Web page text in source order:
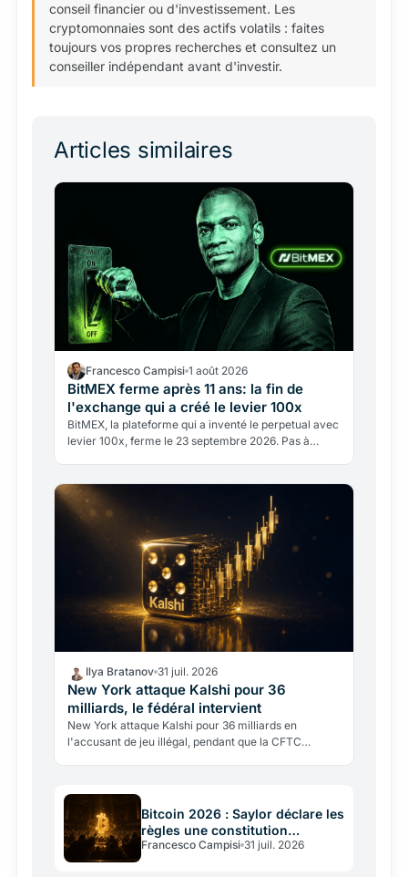
conseil financier ou d'investissement. Les
cryptomonnaies sont des actifs volatils : faites
toujours vos propres recherches et consultez un
conseiller indépendant avant d'investir.
Articles similaires
Francesco Campisi 1 août 2026
BitMEX ferme après 11 ans: la fin de
l'exchange qui a créé le levier 100x
BitMEX, la plateforme qui a inventé le perpetual avec
levier 100x, ferme le 23 septembre 2026. Pas à
Ilya Bratanov 31 juil. 2026
New York attaque Kalshi pour 36
milliards, le fédéral intervient
New York attaque Kalshi pour 36 milliards en
l'accusant de jeu illégal, pendant que la CFTC
Bitcoin 2026 : Saylor déclare les
règles une constitution
immuable
Francesco Campisi 31 juil. 2026